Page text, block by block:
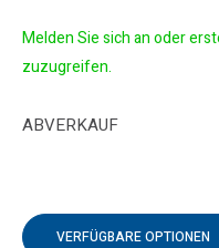
Melden Sie sich an oder
zuzugreifen.
ABVERKAUF
VERFÜGBARE OPTIONEN